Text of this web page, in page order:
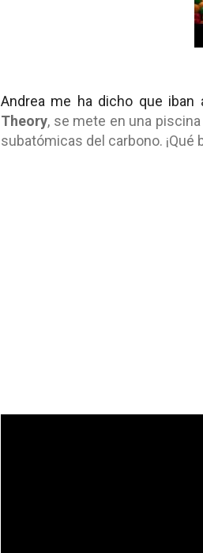
Andrea me ha dicho que
Theory, se mete en una
subatómicas del carbono.